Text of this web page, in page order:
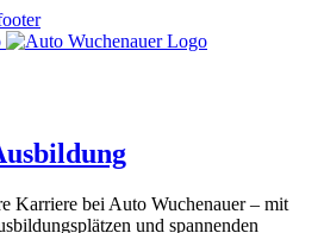
Karriere bei Auto Wuchenauer – mit
und spannenden